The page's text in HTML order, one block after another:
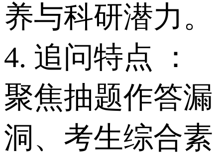
养与科研潜力。
4. 追问特点 ：
聚焦抽题作答漏
洞、考生综合素